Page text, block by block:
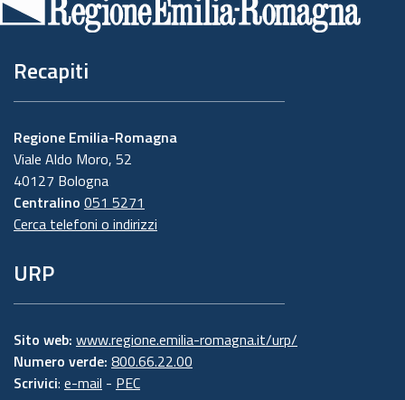
pagina
Recapiti
Regione Emilia-Romagna
Viale Aldo Moro, 52
40127 Bologna
Centralino 051 5271
Cerca telefoni o indirizzi
URP
Sito web: www.regione.emilia-romagna.it/urp/
Numero verde: 800.66.22.00
Scrivici: e-mail - PEC